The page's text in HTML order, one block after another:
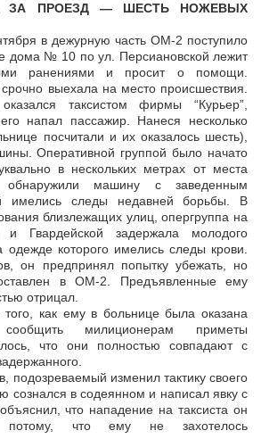
ЗА ПРОЕЗД — ШЕСТЬ НОЖЕВЫХ
в дежурную часть ОМ-2 поступило
дома № 10 по ул. Персиановской лежит
ранениями и просит о помощи.
выехала на место происшествия.
таксистом фирмы “Курьер”,
напал пассажир. Нанеся несколько
посчитали и их оказалось шесть),
Оперативной группой было начато
в нескольких метрах от места
обнаружили машину с заведенным
имелись следы недавней борьбы. В
близлежащих улиц, опергруппа на
Гвардейской задержала молодого
одежде которого имелись следы крови.
он предпринял попытку убежать, но
в ОМ-2. Предъявленные ему
отрицал.
как ему в больнице была оказана
милиционерам приметы
что они полностью совпадают с
подозреваемый изменил тактику своего
сознался в содеянном и написал явку с
что нападение на таксиста он
потому, что ему не захотелось